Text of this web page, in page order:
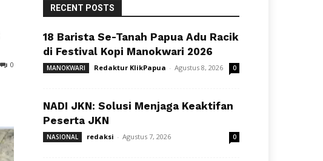
0
RECENT POSTS
18 Barista Se-Tanah Papua Adu Racik
di Festival Kopi Manokwari 2026
MANOKWARI Redaktur KlikPapua - Agustus 8, 2026 0
NADI JKN: Solusi Menjaga Keaktifan
Peserta JKN
NASIONAL redaksi - Agustus 7, 2026 0